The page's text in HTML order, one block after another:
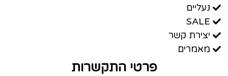
נעליים
SALE
יצירת קשר
מאמרים
פרטי התקשרות